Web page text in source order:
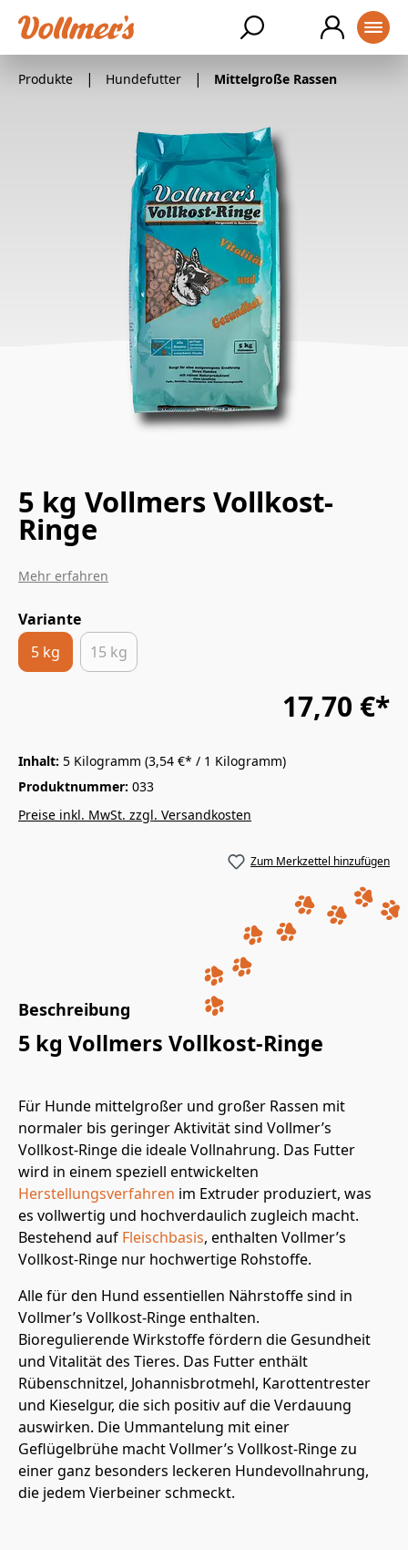
Produkte Hundefutter Mittelgroße Rassen
5 kg Vollmers Vollkost-
Ringe
Mehr erfahren
Variante
5 kg
15 kg
17,70 €*
Inhalt: 5 Kilogramm (3,54 €* / 1 Kilogramm)
Produktnummer: 033
Preise inkl. MwSt. zzgl. Versandkosten
Zum Merkzettel hinzufügen
Beschreibung
5 kg Vollmers Vollkost-Ringe
Für Hunde mittelgroßer und großer Rassen mit
normaler bis geringer Aktivität sind Vollmer’s
Vollkost-Ringe die ideale Vollnahrung. Das Futter
wird in einem speziell entwickelten
Herstellungsverfahren im Extruder produziert, was
es vollwertig und hochverdaulich zugleich macht.
Bestehend auf Fleischbasis, enthalten Vollmer’s
Vollkost-Ringe nur hochwertige Rohstoffe.
Alle für den Hund essentiellen Nährstoffe sind in
Vollmer’s Vollkost-Ringe enthalten.
Bioregulierende Wirkstoffe fördern die Gesundheit
und Vitalität des Tieres. Das Futter enthält
Rübenschnitzel, Johannisbrotmehl, Karottentrester
und Kieselgur, die sich positiv auf die Verdauung
auswirken. Die Ummantelung mit einer
Geflügelbrühe macht Vollmer’s Vollkost-Ringe zu
einer ganz besonders leckeren Hundevollnahrung,
die jedem Vierbeiner schmeckt.
SUCHE